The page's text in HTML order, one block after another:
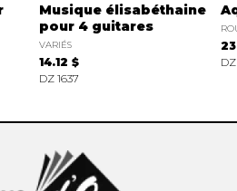
Musique élisabéthaine
pour 4 guitares
VARIÉS
14.12 $
DZ 1637